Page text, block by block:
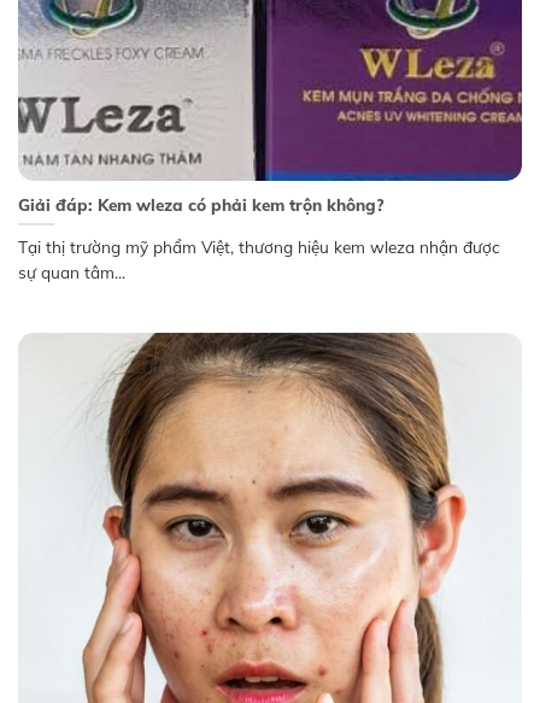
Giải đáp: Kem wleza có phải kem trộn không?
Tại thị trường mỹ phẩm Việt, thương hiệu kem wleza nhận được
sự quan tâm...